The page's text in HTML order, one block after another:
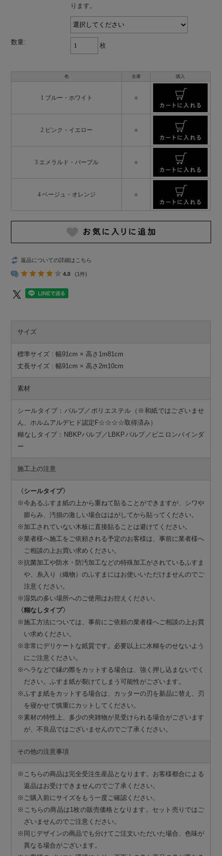
ります。
数量: 枚
色 在庫 購入
1 ブルー・ホワイト ○
2 ピンク・イエロー ○
3 エメラルド・パープル ○
4 ベージュ・オレンジ ○
返品についての詳細はこちら
4.0 (1件)
サイズ
標準サイズ : 幅91cm × 高さ1m81cm
丈長サイズ : 幅91cm × 高さ2m10cm
素材
シールタイプ：パルプ／ポリエステル（※和紙ではございませ
ん、ホルムアルデヒド認定F☆☆☆☆取得済み）
糊なしタイプ：NBKPパルプ／LBKPパルプ／ビニロンバインダ
ー
施工上の注意
〈シールタイプ〉
※今あるふすま紙の上から重ねて貼ることができますが、シワや
膨らみ、汚損の激しい場合ははがしてから貼ってください。
※加工されていない木板に直接貼ることは避けてください。
※業者様へ施工をご依頼される予定のお客様は、事前に業者様へ
ご相談の上お買い求めください。
※抗菌加工や防水・防汚加工などの特殊加工がされているふすま
や、糸入り（織物）のふすまにはお使いいただけませんのでご
注意ください。
※湿気の多い場所へのご使用はお控えください。
〈糊なしタイプ〉
※施工方法については、事前にご依頼の業者様へご相談の上お買
い求めください。
※非常にデリケートな紙質です。必要以上に水糊をのせないよう
にご注意ください。
※ヘラなどで縁の際をカットする場合は、強く押し込まないでく
ださい。ふすま紙が裂けてしまう可能性がございます。
※ふすま紙をカットする場合は、カッターの刃を新品に替え、刃
を寝かせて慎重にカットしてください。
※素材の特性上、多少の夾雑物が見受けられる場合がございます
が、不良品ではございませんのでご了承ください。
その他の注意事項
※こちらの商品は完全受注生産品となります。お客様都合による
返品はお受けできませんのでご了承ください。
※ご購入前にサイズをもう一度ご確認ください。
※こちらの商品は1枚の販売価格となります。セット売りではご
ざいませんのでご注意ください。
※同じデザインの商品でも分けてご注文いただいた場合、色味が
異なる場合がございます。